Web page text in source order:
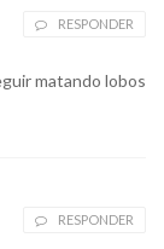
RESPONDER
matando lobos
RESPONDER